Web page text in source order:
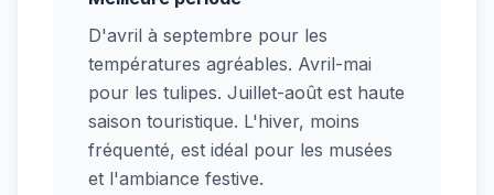
D'avril à septembre pour les
températures agréables. Avril-mai
pour les tulipes. Juillet-août est haute
saison touristique. L'hiver, moins
fréquenté, est idéal pour les musées
et l'ambiance festive.